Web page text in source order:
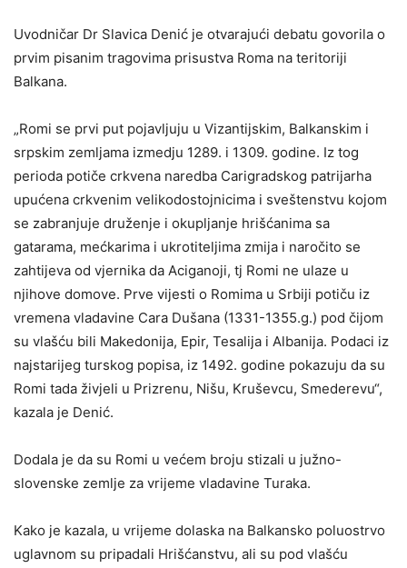
Uvodničar Dr Slavica Denić je otvarajući debatu govorila o
prvim pisanim tragovima prisustva Roma na teritoriji
Balkana.
„Romi se prvi put pojavljuju u Vizantijskim, Balkanskim i
srpskim zemljama izmedju 1289. i 1309. godine. Iz tog
perioda potiče crkvena naredba Carigradskog patrijarha
upućena crkvenim velikodostojnicima i sveštenstvu kojom
se zabranjuje druženje i okupljanje hrišćanima sa
gatarama, mećkarima i ukrotiteljima zmija i naročito se
zahtijeva od vjernika da Aciganoji, tj Romi ne ulaze u
njihove domove. Prve vijesti o Romima u Srbiji potiču iz
vremena vladavine Cara Dušana (1331-1355.g.) pod čijom
su vlašću bili Makedonija, Epir, Tesalija i Albanija. Podaci iz
najstarijeg turskog popisa, iz 1492. godine pokazuju da su
Romi tada živjeli u Prizrenu, Nišu, Kruševcu, Smederevu“,
kazala je Denić.
Dodala je da su Romi u većem broju stizali u južno-
slovenske zemlje za vrijeme vladavine Turaka.
Kako je kazala, u vrijeme dolaska na Balkansko poluostrvo
uglavnom su pripadali Hrišćanstvu, ali su pod vlašću